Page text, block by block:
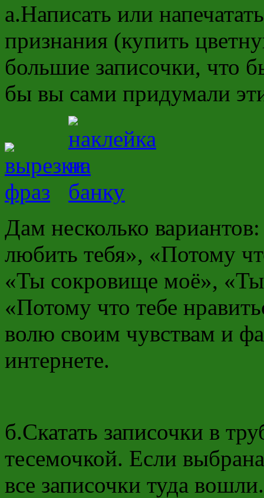
а.Написать или
признания (купить
большие записочки, что
бы вы сами придумали
Дам несколько
любить тебя», «Потому
«Ты сокровище моё»,
«Потому что тебе
волю своим чувствам и
интернете.
б.Скатать записочки в
тесемочкой. Если
все записочки туда вошли.